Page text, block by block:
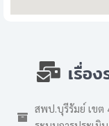
เรื่อ
สพป.บุรีรัมย์ เขต